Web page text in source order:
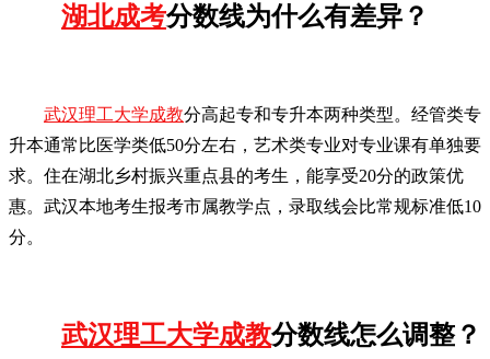
湖北成考分数线为什么有差异？
武汉理工大学成教分高起专和专升本两种类型。经管类专
升本通常比医学类低50分左右，艺术类专业对专业课有单独要
求。住在湖北乡村振兴重点县的考生，能享受20分的政策优
惠。武汉本地考生报考市属教学点，录取线会比常规标准低10
分。
武汉理工大学成教分数线怎么调整？